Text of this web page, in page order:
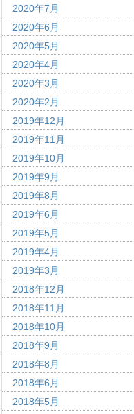
2020年7月
2020年6月
2020年5月
2020年4月
2020年3月
2020年2月
2019年12月
2019年11月
2019年10月
2019年9月
2019年8月
2019年6月
2019年5月
2019年4月
2019年3月
2018年12月
2018年11月
2018年10月
2018年9月
2018年8月
2018年6月
2018年5月